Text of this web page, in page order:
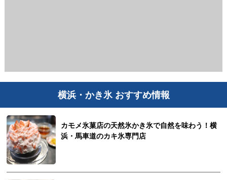
横浜・かき氷 おすすめ情報
カモメ氷菓店の天然氷かき氷で自然を味わう！横
浜・馬車道のカキ氷専門店